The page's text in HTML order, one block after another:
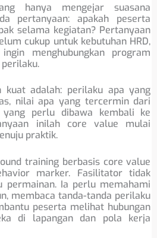
hanya mengejar suasana
pertanyaan: apakah peserta
selama kegiatan? Pertanyaan
cukup untuk kebutuhan HRD,
menghubungkan program
kuat adalah: perilaku apa yang
nilai apa yang tercermin dari
perlu dibawa kembali ke
inilah core value mulai
praktik.
training berbasis core value
marker. Fasilitator tidak
permainan. Ia perlu memahami
membaca tanda-tanda perilaku
peserta melihat hubungan
di lapangan dan pola kerja